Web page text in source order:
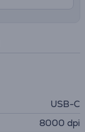
USB-C
8000 dpi